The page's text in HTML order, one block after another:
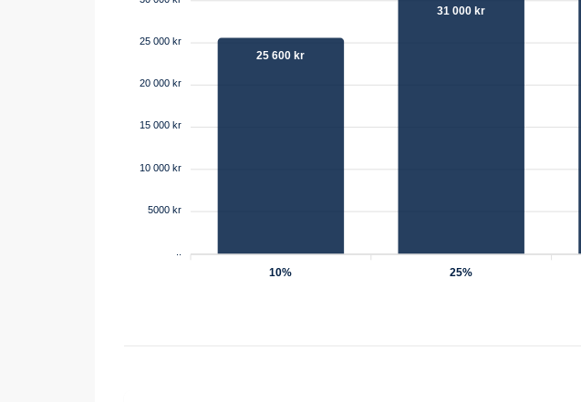
25 000 kr
20 000 kr
15 000 kr
10 000 kr
5000 kr
25 600 kr
31 000 kr
10% 25%